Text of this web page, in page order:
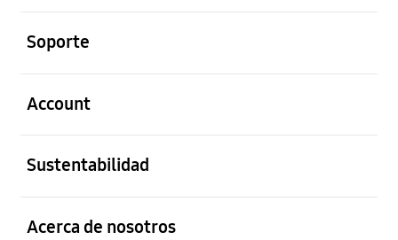
Soporte
Account
Sustentabilidad
Acerca de nosotros